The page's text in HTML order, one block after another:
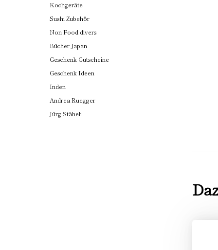
Kochgeräte
Sushi Zubehör
Non Food divers
Bücher Japan
Geschenk Gutscheine
Geschenk Ideen
Inden
Andrea Ruegger
Jürg Stäheli